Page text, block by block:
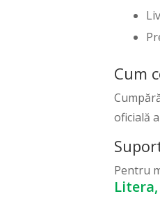
Cum
oficială
Pentru